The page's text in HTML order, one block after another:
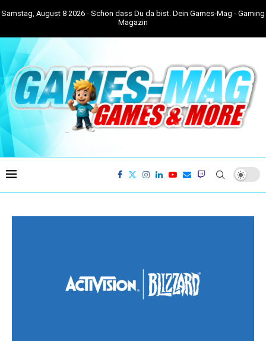
Samstag, August 8 2026 - Schön dass Du da bist. Dein Games-Mag - Gaming
Magazin